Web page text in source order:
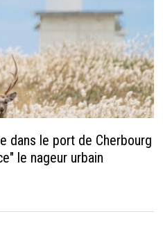
dans le port de Cherbourg
le nageur urbain